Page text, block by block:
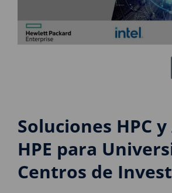
Soluciones HPC
HPE para
Centros de